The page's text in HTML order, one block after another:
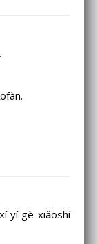
yí gè xiǎoshí